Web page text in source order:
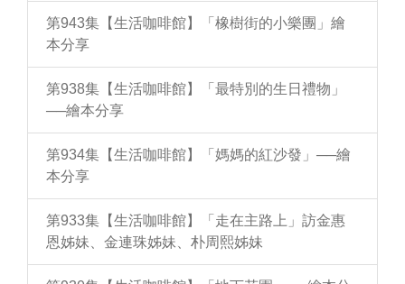
第943集【生活咖啡館】「橡樹街的小樂團」繪
本分享
第938集【生活咖啡館】「最特別的生日禮物」
──繪本分享
第934集【生活咖啡館】「媽媽的紅沙發」──繪
本分享
第933集【生活咖啡館】「走在主路上」訪金惠
恩姊妹、金連珠姊妹、朴周熙姊妹